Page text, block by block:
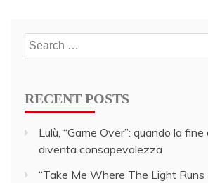
Search
for:
RECENT POSTS
Lulù, “Game Over”: quando la
diventa consapevolezza
“Take Me Where The Light Runs